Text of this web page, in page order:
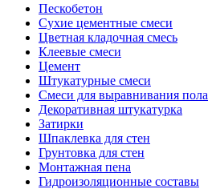
Пескобетон
Сухие цементные смеси
Цветная кладочная смесь
Клеевые смеси
Цемент
Штукатурные смеси
Смеси для выравнивания пола
Декоративная штукатурка
Затирки
Шпаклевка для стен
Грунтовка для стен
Монтажная пена
Гидроизоляционные составы